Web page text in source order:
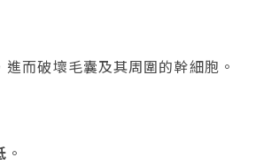
進而破壞毛囊及其周圍的幹細胞。
。